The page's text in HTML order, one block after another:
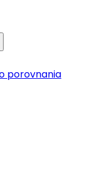
porovnania